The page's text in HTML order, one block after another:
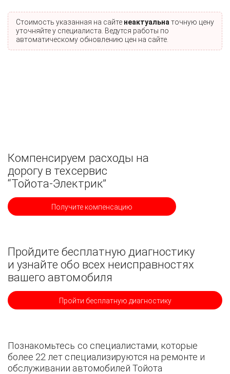
Стоимость указанная на сайте неактуальна точную цену
уточняйте у специалиста. Ведутся работы по
автоматическому обновлению цен на сайте.
Компенсируем расходы на
дорогу в техсервис
“Тойота-Электрик”
Получите компенсацию
Пройдите бесплатную диагностику
и узнайте обо всех неисправностях
вашего автомобиля
Пройти бесплатную диагностику
Познакомьтесь со специалистами, которые
более 22 лет специализируются на ремонте и
обслуживании автомобилей Тойота